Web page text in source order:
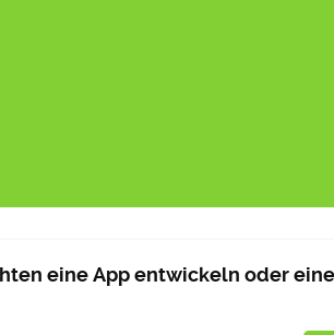
eine App entwickeln oder